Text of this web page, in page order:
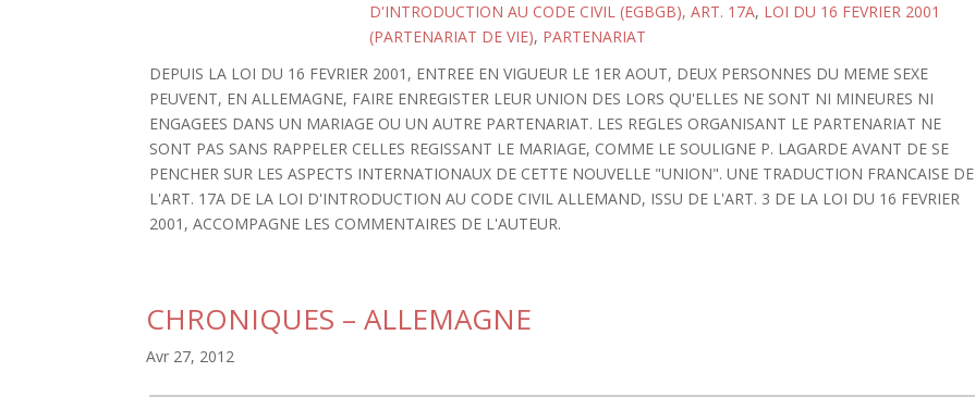
D'INTRODUCTION AU CODE CIVIL (EGBGB), ART. 17A, LOI DU 16 FEVRIER 2001
(PARTENARIAT DE VIE), PARTENARIAT
DEPUIS LA LOI DU 16 FEVRIER 2001, ENTREE EN VIGUEUR LE 1ER AOUT, DEUX PERSONNES DU MEME SEXE
PEUVENT, EN ALLEMAGNE, FAIRE ENREGISTER LEUR UNION DES LORS QU'ELLES NE SONT NI MINEURES NI
ENGAGEES DANS UN MARIAGE OU UN AUTRE PARTENARIAT. LES REGLES ORGANISANT LE PARTENARIAT NE
SONT PAS SANS RAPPELER CELLES REGISSANT LE MARIAGE, COMME LE SOULIGNE P. LAGARDE AVANT DE SE
PENCHER SUR LES ASPECTS INTERNATIONAUX DE CETTE NOUVELLE "UNION". UNE TRADUCTION FRANCAISE DE
L'ART. 17A DE LA LOI D'INTRODUCTION AU CODE CIVIL ALLEMAND, ISSU DE L'ART. 3 DE LA LOI DU 16 FEVRIER
2001, ACCOMPAGNE LES COMMENTAIRES DE L'AUTEUR.
CHRONIQUES – ALLEMAGNE
Avr 27, 2012